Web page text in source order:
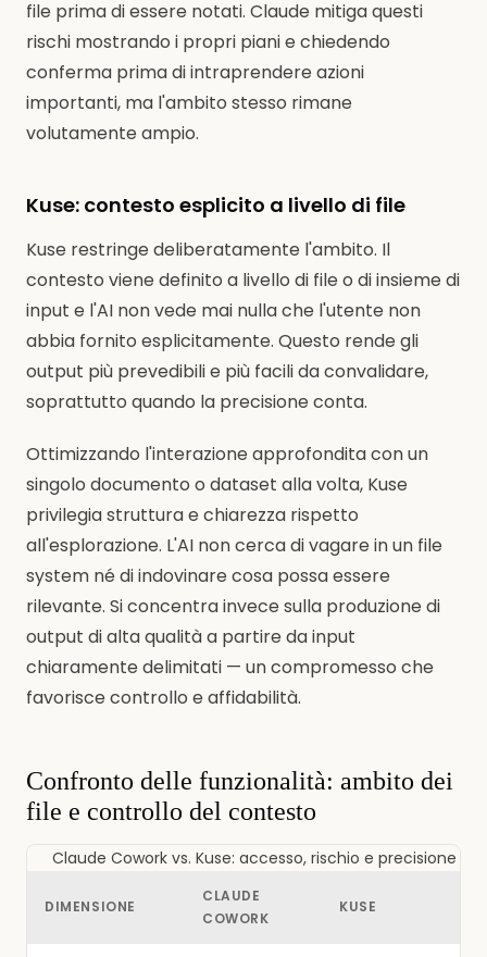
file prima di essere notati. Claude mitiga questi
rischi mostrando i propri piani e chiedendo
conferma prima di intraprendere azioni
importanti, ma l'ambito stesso rimane
volutamente ampio.
Kuse: contesto esplicito a livello di file
Kuse restringe deliberatamente l'ambito. Il
contesto viene definito a livello di file o di insieme di
input e l'AI non vede mai nulla che l'utente non
abbia fornito esplicitamente. Questo rende gli
output più prevedibili e più facili da convalidare,
soprattutto quando la precisione conta.
Ottimizzando l'interazione approfondita con un
singolo documento o dataset alla volta, Kuse
privilegia struttura e chiarezza rispetto
all'esplorazione. L'AI non cerca di vagare in un file
system né di indovinare cosa possa essere
rilevante. Si concentra invece sulla produzione di
output di alta qualità a partire da input
chiaramente delimitati — un compromesso che
favorisce controllo e affidabilità.
Confronto delle funzionalità: ambito dei
file e controllo del contesto
Claude Cowork vs. Kuse: accesso, rischio e precisione
DIMENSIONE
CLAUDE
COWORK
KUSE